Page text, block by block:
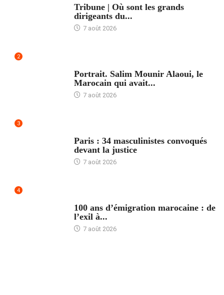
Tribune | Où sont les grands
dirigeants du...
7 août 2026
2
Portrait. Salim Mounir Alaoui, le
Marocain qui avait...
7 août 2026
3
Paris : 34 masculinistes convoqués
devant la justice
7 août 2026
4
100 ans d’émigration marocaine : de
l’exil à...
7 août 2026